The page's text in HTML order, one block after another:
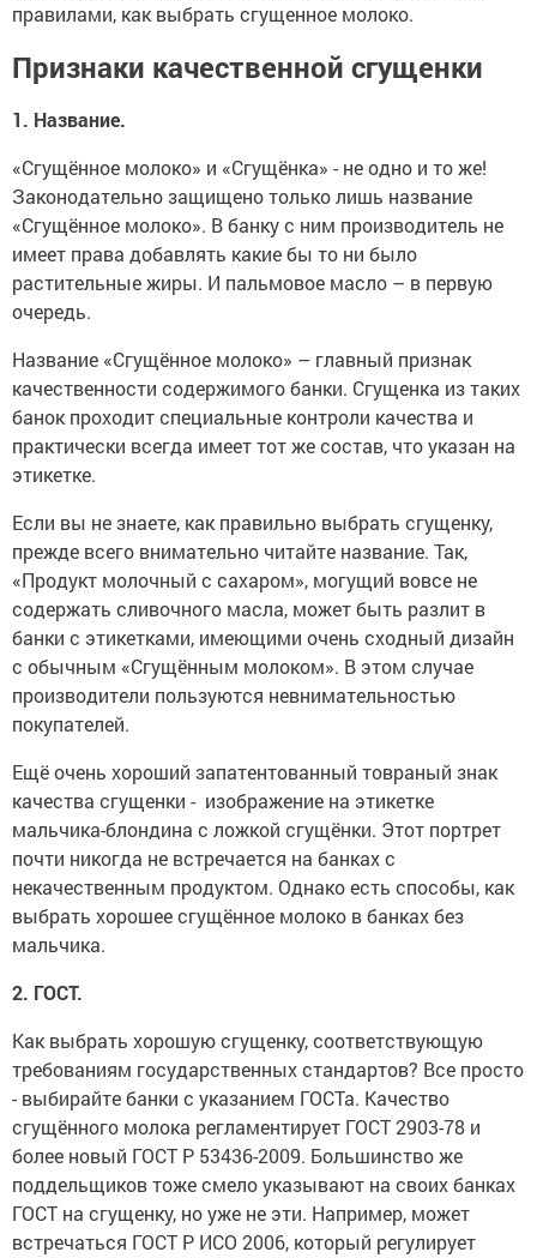
правилами, как выбрать сгущенное молоко.
Признаки качественной сгущенки
1. Название.
«Сгущённое молоко» и «Сгущёнка» - не одно и то же!
Законодательно защищено только лишь название
«Сгущённое молоко». В банку с ним производитель не
имеет права добавлять какие бы то ни было
растительные жиры. И пальмовое масло – в первую
очередь.
Название «Сгущённое молоко» – главный признак
качественности содержимого банки. Сгущенка из таких
банок проходит специальные контроли качества и
практически всегда имеет тот же состав, что указан на
этикетке.
Если вы не знаете, как правильно выбрать сгущенку,
прежде всего внимательно читайте название. Так,
«Продукт молочный с сахаром», могущий вовсе не
содержать сливочного масла, может быть разлит в
банки с этикетками, имеющими очень сходный дизайн
с обычным «Сгущённым молоком». В этом случае
производители пользуются невнимательностью
покупателей.
Ещё очень хороший запатентованный товраный знак
качества сгущенки - изображение на этикетке
мальчика-блондина с ложкой сгущёнки. Этот портрет
почти никогда не встречается на банках с
некачественным продуктом. Однако есть способы, как
выбрать хорошее сгущённое молоко в банках без
мальчика.
2. ГОСТ.
Как выбрать хорошую сгущенку, соответствующую
требованиям государственных стандартов? Все просто
- выбирайте банки с указанием ГОСТа. Качество
сгущённого молока регламентирует ГОСТ 2903-78 и
более новый ГОСТ Р 53436-2009. Большинство же
поддельщиков тоже смело указывают на своих банках
ГОСТ на сгущенку, но уже не эти. Например, может
встречаться ГОСТ Р ИСО 2006, который регулирует